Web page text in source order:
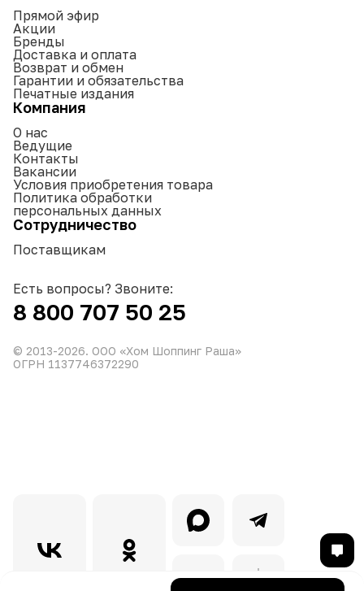
Прямой эфир
Акции
Бренды
Доставка и оплата
Возврат и обмен
Гарантии и обязательства
Печатные издания
Компания
О нас
Ведущие
Контакты
Вакансии
Условия приобретения товара
Политика обработки
персональных данных
Сотрудничество
Поставщикам
Есть вопросы? Звоните:
8 800 707 50 25
© 2013-2026. ООО «Хом Шоппинг Раша»
ОГРН 1137746372290